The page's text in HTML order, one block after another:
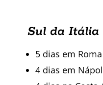
Sul da Itália
5 dias em Roma
4 dias em